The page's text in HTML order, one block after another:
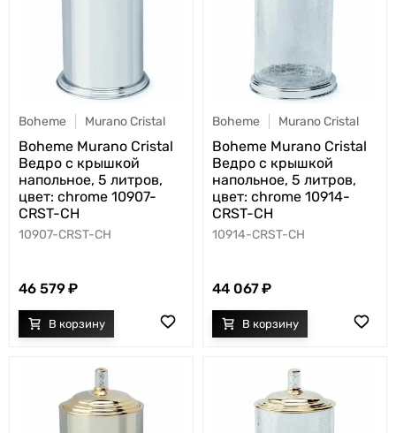
Boheme Murano Cristal
Boheme Murano Cristal
Ведро с крышкой
напольное, 5 литров,
цвет: chrome 10907-
CRST-CH
10907-CRST-CH
46 579
Boheme Murano Cristal
Boheme Murano Cristal
Ведро с крышкой
напольное, 5 литров,
цвет: chrome 10914-
CRST-CH
10914-CRST-CH
44 067